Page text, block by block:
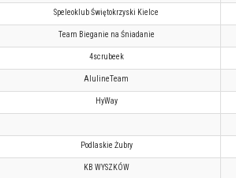
Speleoklub Świętokrzyski Kielce
Team Bieganie na Śniadanie
4scrubeek
AlulineTeam
HyWay
Podlaskie Żubry
KB WYSZKÓW